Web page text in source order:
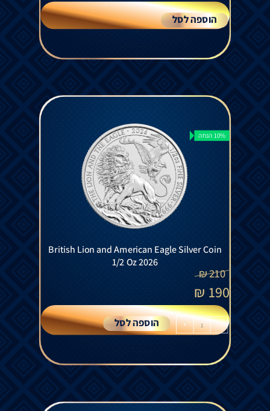
הוספה לסל
10% הנחה
British Lion and American Eagle Silver Coin
1/2 Oz 2026
210
₪
190
₪
-
+ הוספה לסל